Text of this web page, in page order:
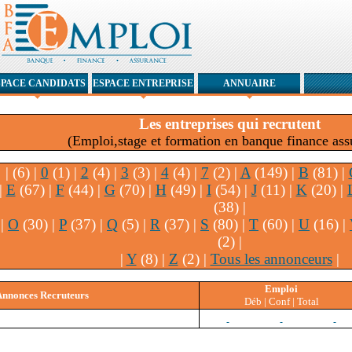
Les entreprises qui recrutent
(Emploi,stage et formation en banque finance
| (6) | 0 (1) | 2 (4) | 3 (3) | 4(4) | 7 (2) | A (149) | B (81) |
E (67) | F (44) | G (70) | H (49) | I(54) | J(11) | K (20) |
(38) |
| O (30) | P (37) | Q (5) | R (37) | S (80) | T (60) | U (16) |
(2) |
| Y(8) | Z (2) | Tous les annonceurs|
Recruteurs
Emploi
Déb | Conf | Total
CANDIDATS ESPACE ENTREPRISE ANNUAIRE